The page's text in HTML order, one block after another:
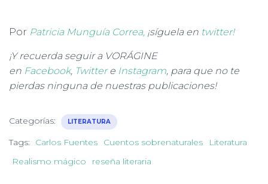
Por Patricia Munguía Correa, ¡síguela en twitter!
¡Y recuerda seguir a VORÁGINE
en Facebook, Twittere Instagram, para que no te
pierdas ninguna de nuestras publicaciones!
Categorías: LITERATURA
Tags: Carlos Fuentes Cuentos sobrenaturales
Literatura
Realismo mágico
reseña literaria